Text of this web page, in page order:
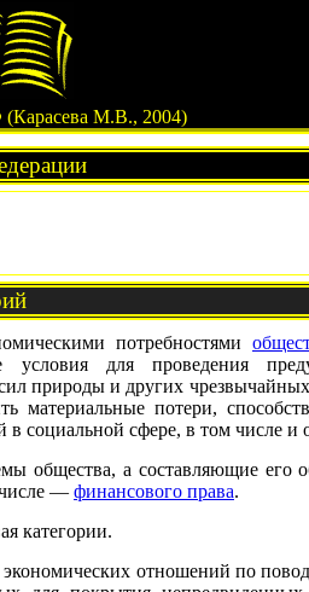
М.В., 2004)
потребностями
условия для проведения
природы и других
материальные потери,
социальной сфере, в том числе и
общества, а составляющие его
— финансового права.
категории.
отношений по